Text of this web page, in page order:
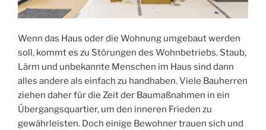
Wenn das Haus oder die Wohnung umgebaut werden
soll, kommt es zu Störungen des Wohnbetriebs. Staub,
Lärm und unbekannte Menschen im Haus sind dann
alles andere als einfach zu handhaben. Viele Bauherren
ziehen daher für die Zeit der Baumaßnahmen in ein
Übergangsquartier, um den inneren Frieden zu
gewährleisten. Doch einige Bewohner trauen sich und